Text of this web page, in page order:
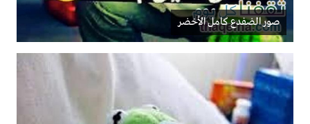
صور الضفدع كامل الأخضر